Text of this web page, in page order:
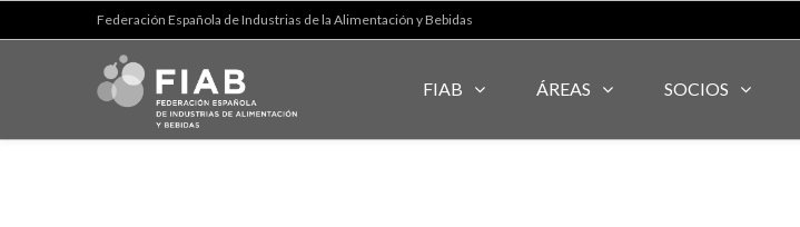
Federación Española de Industrias de la Alimentación y Bebidas
FIAB ÁREAS SOCIOS